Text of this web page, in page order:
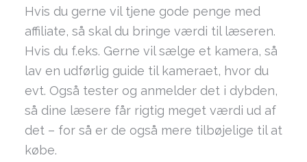
Hvis du gerne vil tjene gode penge med
affiliate, så skal du bringe værdi til læseren.
Hvis du f.eks. Gerne vil sælge et kamera, så
lav en udførlig guide til kameraet, hvor du
evt. Også tester og anmelder det i dybden,
så dine læsere får rigtig meget værdi ud af
det – for så er de også mere tilbøjelige til at
købe.